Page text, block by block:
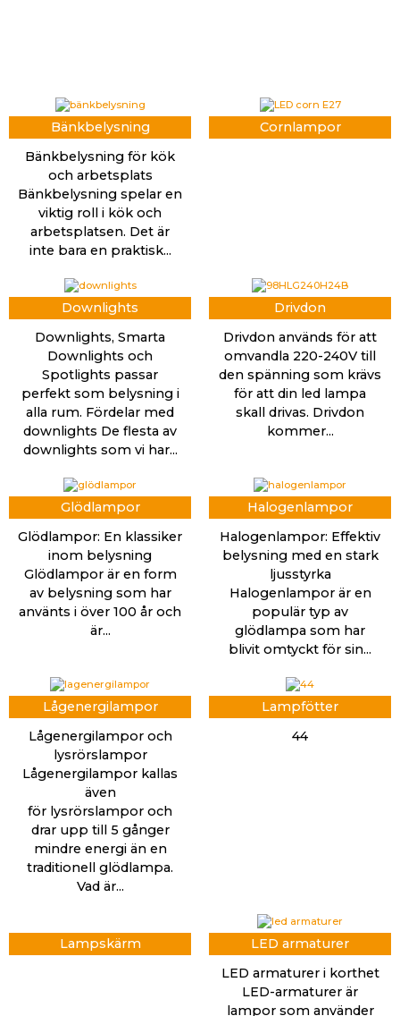
Bänkbelysning
Bänkbelysning för kök
och arbetsplats
Bänkbelysning spelar en
viktig roll i kök och
arbetsplatsen. Det är
inte bara en praktisk...
Cornlampor
Downlights
Downlights, Smarta
Downlights och
Spotlights passar
perfekt som belysning i
alla rum. Fördelar med
downlights De flesta av
downlights som vi har...
Drivdon
Drivdon används för att
omvandla 220-240V till
den spänning som krävs
för att din led lampa
skall drivas. Drivdon
kommer...
Glödlampor
Glödlampor: En klassiker
inom belysning
Glödlampor är en form
av belysning som har
använts i över 100 år och
är...
Halogenlampor
Halogenlampor: Effektiv
belysning med en stark
ljusstyrka
Halogenlampor är en
populär typ av
glödlampa som har
blivit omtyckt för sin...
Lågenergilampor
Lågenergilampor och
lysrörslampor
Lågenergilampor kallas
även
för lysrörslampor och
drar upp till 5 gånger
mindre energi än en
traditionell glödlampa.
Vad är...
Lampfötter
44
Lampskärm
LED armaturer
LED armaturer i korthet
LED-armaturer är
lampor som använder